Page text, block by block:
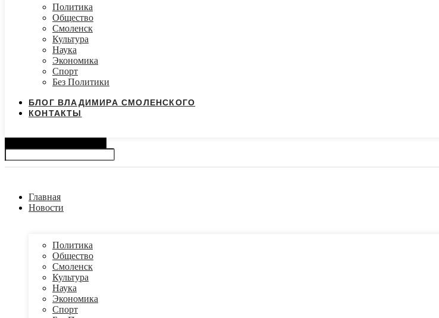
Политика
Общество
Смоленск
Культура
Наука
Экономика
Спорт
Без Политики
БЛОГ ВЛАДИМИРА СМОЛЕНСКОГО
КОНТАКТЫ
Главная
Новости
Политика
Общество
Смоленск
Культура
Наука
Экономика
Спорт